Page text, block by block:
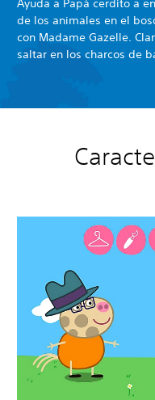
Ayuda a Papá cerdito a
de los animales en el
con Madame Gazelle.
saltar en los charcos de